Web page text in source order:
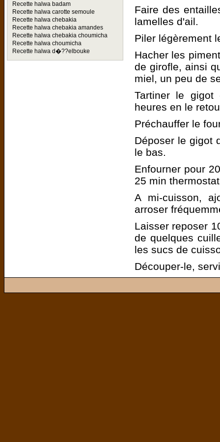
Recette halwa badam
Recette halwa carotte semoule
Recette halwa chebakia
Recette halwa chebakia amandes
Recette halwa chebakia choumicha
Recette halwa choumicha
Recette halwa d�??elbouke
Faire des
lamelles d'ail.
Piler légèrement
Hacher les
de girofle, ainsi
miel, un peu de
Tartiner le gigot
heures en le
Préchauffer le
Déposer le gigot
le bas.
Enfourner pour
25 min
A mi-cuisson,
arroser
Laisser reposer
de quelques
les sucs de
Découper-le,